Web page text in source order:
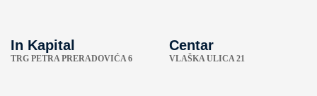
In Kapital
TRG PETRA PRERADOVIĆA 6
Centar
VLAŠKA ULICA 21